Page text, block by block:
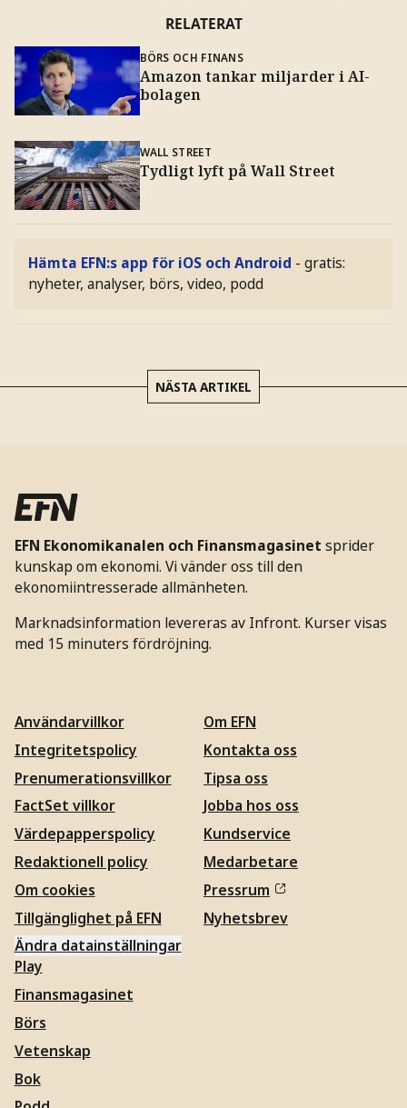
RELATERAT
BÖRS OCH FINANS
Amazon tankar miljarder i AI-
bolagen
WALL STREET
Tydligt lyft på Wall Street
Hämta EFN:s app för iOS och Android - gratis:
nyheter, analyser, börs, video, podd
NÄSTA ARTIKEL
EFN Ekonomikanalen och Finansmagasinet sprider
kunskap om ekonomi. Vi vänder oss till den
ekonomiintresserade allmänheten.
Marknadsinformation levereras av Infront. Kurser visas
med 15 minuters fördröjning.
Användarvillkor
Integritetspolicy
Prenumerationsvillkor
FactSet villkor
Värdepapperspolicy
Redaktionell policy
Om cookies
Tillgänglighet på EFN
Ändra datainställningar
Om EFN
Kontakta oss
Tipsa oss
Jobba hos oss
Kundservice
Medarbetare
Pressrum
Nyhetsbrev
Play
Finansmagasinet
Börs
Vetenskap
Bok